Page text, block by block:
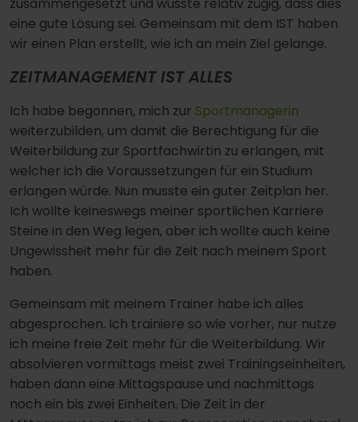
eine gute Lösung sei. Gemeinsam mit dem IST haben
wir einen Plan erstellt, wie ich an mein Ziel gelange.
ZEITMANAGEMENT IST ALLES
Ich habe begonnen, mich zur Sportmanagerin
weiterzubilden, um damit die Berechtigung für die
Weiterbildung zur Sportfachwirtin zu erlangen, mit
welcher ich die Voraussetzungen für ein Studium
erlangen würde. Nun musste ein guter Zeitplan her.
Ich wollte keineswegs meiner sportlichen Karriere
Steine in den Weg legen, aber ich wollte auch keine
Ungewissheit mehr für die Zeit nach meinem Sport
haben.
Gemeinsam mit meinem Trainer habe ich alles
abgesprochen. Ich trainiere so wie vorher, nur nutze
ich meine freie Zeit mehr für die Weiterbildung. Wir
absolvieren vormittags meist zwei Trainingseinheiten,
haben dann eine Mittagspause und nachmittags
noch ein bis zwei Einheiten. Die Zeit in der